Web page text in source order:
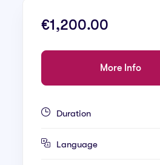
€1,200.00
More Info
Duration
Language